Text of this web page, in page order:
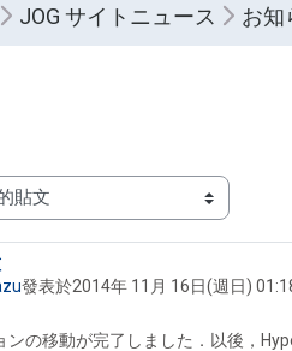
JOG サイトニュース お知
發表於2014年 11月 16日(週日)
0
ンの移動が完了しました．以後，